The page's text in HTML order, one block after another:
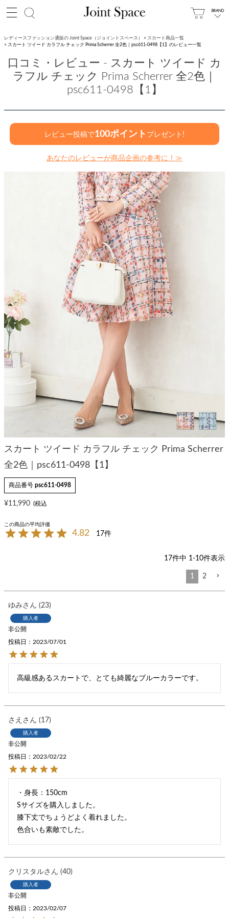
レディースファッション通販の Joint Space（ジョイントスペース）
スカート商品一覧
スカート ツイード カラフル チェック Prima Scherrer 全2色｜psc611-0498【1】のレビュー一覧
口コミ・レビュー - スカート ツイード カ
ラフル チェック Prima Scherrer 全2色｜
psc611-0498【1】
レビュー投稿で100ポイント プレゼント!
あなたのレビューが商品企画の参考に！≫
スカート ツイード カラフル チェック Prima Scherrer
全2色｜psc611-0498【1】
商品番号 psc611-0498
¥11,990
4.82 17
17件中 1 -10件表示
1 2
ゆみ 23
購入者
非公開
投稿日 2023/07/01
高級感あるスカートで、とても綺麗なブルーカラーです。
さえ 17
購入者
非公開
投稿日 2023/02/22
・身長：150cm
Sサイズを購入しました。
膝下丈でちょうどよく着れました。
色合いも素敵でした。
クリスタル 40
購入者
非公開
投稿日 2023/02/07